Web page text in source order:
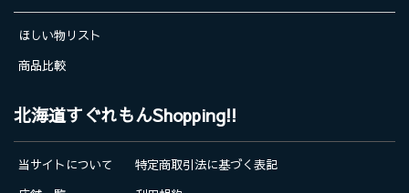
ほしい物リスト
商品比較
北海道すぐれもんShopping!!
当サイトについて
特定商取引法に基づく表記